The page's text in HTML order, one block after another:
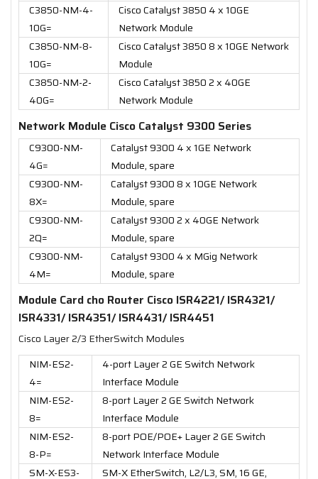
C3850-NM-4-
10G=
Cisco Catalyst 3850 4 x 10GE
Network Module
C3850-NM-8-
10G=
Cisco Catalyst 3850 8 x 10GE Network
Module
C3850-NM-2-
40G=
Cisco Catalyst 3850 2 x 40GE
Network Module
Network Module Cisco Catalyst 9300 Series
C9300-NM-
4G=
Catalyst 9300 4 x 1GE Network
Module, spare
C9300-NM-
8X=
Catalyst 9300 8 x 10GE Network
Module, spare
C9300-NM-
2Q=
Catalyst 9300 2 x 40GE Network
Module, spare
C9300-NM-
4M=
Catalyst 9300 4 x MGig Network
Module, spare
Module Card cho Router Cisco ISR4221/ ISR4321/
ISR4331/ ISR4351/ ISR4431/ ISR4451
Cisco Layer 2/3 EtherSwitch Modules
NIM-ES2-
4=
4-port Layer 2 GE Switch Network
Interface Module
NIM-ES2-
8=
8-port Layer 2 GE Switch Network
Interface Module
NIM-ES2-
8-P=
8-port POE/POE+ Layer 2 GE Switch
Network Interface Module
SM-X-ES3-
SM-X EtherSwitch, L2/L3, SM, 16 GE,